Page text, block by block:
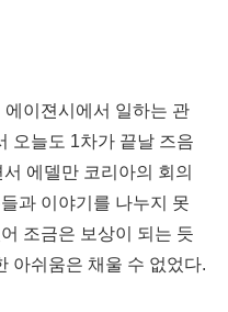
이젼시에서 일하는 관
오늘도 1차가 끝날 즈음
에델만 코리아의 회의
과 이야기를 나누지 못
조금은 보상이 되는 듯
아쉬움은 채울 수 없었다.